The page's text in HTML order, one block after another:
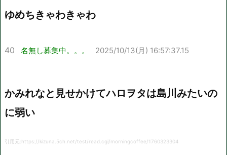
ゆめちきゃわきゃわ
40 名無し募集中。。。 2025/10/13(月) 16:57:37.15
かみれなと見せかけてハロヲタは島川みたいの
に弱い
引用元:https://kizuna.5ch.net/test/read.cgi/morningcoffee/1760323304